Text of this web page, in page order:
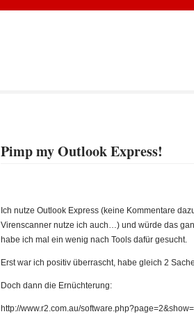
Pimp my Outlook Express!
Ich nutze Outlook Express (keine Kommentare
Virenscanner nutze ich auch…) und würde das
habe ich mal ein wenig nach Tools dafür gesucht.
Erst war ich positiv überrascht, habe gleich 2
Doch dann die Ernüchterung:
http://www.r2.com.au/